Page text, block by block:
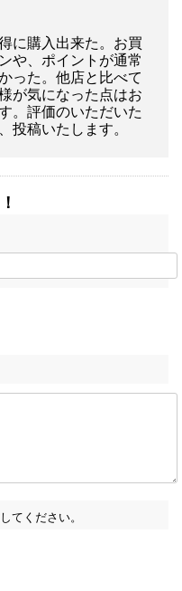
に購入出来た。お買
や、ポイントが通常
った。他店と比べて
が気になった点はお
。評価のいただいた
投稿いたします。
てください。